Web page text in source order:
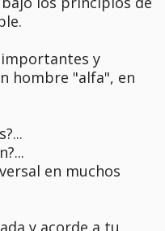
y
hombre "alfa", en
en muchos
y acorde a tu